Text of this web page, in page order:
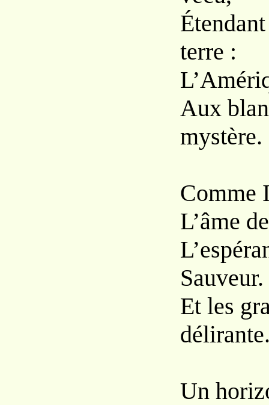
terre :
Aux
mystère.
Comme
L’âme
Sauveur.
Et les
Un